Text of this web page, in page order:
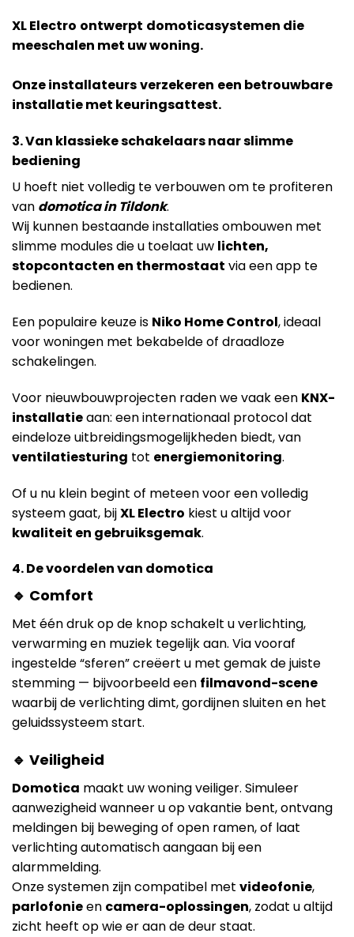
XL Electro ontwerpt domoticasystemen die
meeschalen met uw woning.
Onze installateursverzekeren een betrouwbare
installatie met keuringsattest.
3. Van klassieke schakelaars naar slimme
bediening
U hoeft niet volledig te verbouwen om te profiteren
van domotica in Tildonk.
Wij kunnen bestaande installaties ombouwen met
slimme modules die u toelaat uw lichten,
stopcontacten en thermostaat via een app te
bedienen.
Een populaire keuze is Niko Home Control, ideaal
voor woningen met bekabelde of draadloze
schakelingen.
Voor nieuwbouwprojecten raden we vaak een KNX-
installatieaan: een internationaal protocol dat
eindeloze uitbreidingsmogelijkheden biedt, van
ventilatiesturing tot energiemonitoring.
Of u nu klein begint of meteen voor een volledig
systeem gaat, bijXL Electro kiest u altijd voor
kwaliteit en gebruiksgemak.
4. De voordelen van domotica
🔹 Comfort
Met één druk op de knop schakelt u verlichting,
verwarming en muziek tegelijk aan. Via vooraf
ingestelde “sferen” creëert u met gemak de juiste
stemming — bijvoorbeeld een filmavond-scene
waarbij de verlichting dimt, gordijnen sluiten en het
geluidssysteem start.
🔹 Veiligheid
Domotica maakt uw woning veiliger. Simuleer
aanwezigheid wanneer u op vakantie bent, ontvang
meldingen bij beweging of open ramen, of laat
verlichting automatisch aangaan bij een
alarmmelding.
Onze systemen zijn compatibel met videofonie,
parlofonieen camera-oplossingen, zodat u altijd
zicht heeft op wie er aan de deur staat.